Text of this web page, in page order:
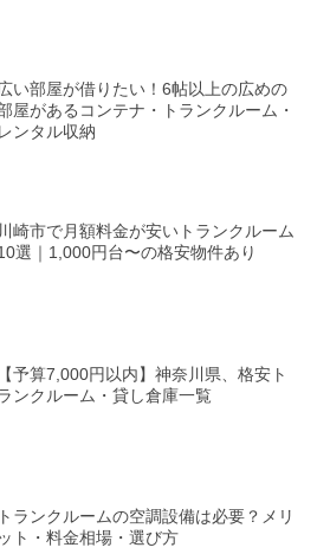
い部屋が借りたい！6帖以上の広めの
屋があるコンテナ・トランクルーム・
レンタル収納
川崎市で月額料金が安いトランクルーム
選｜1,000円台〜の格安物件あり
【予算7,000円以内】神奈川県、格安ト
ンクルーム・貸し倉庫一覧
トランクルームの空調設備は必要？メリ
ット・料金相場・選び方